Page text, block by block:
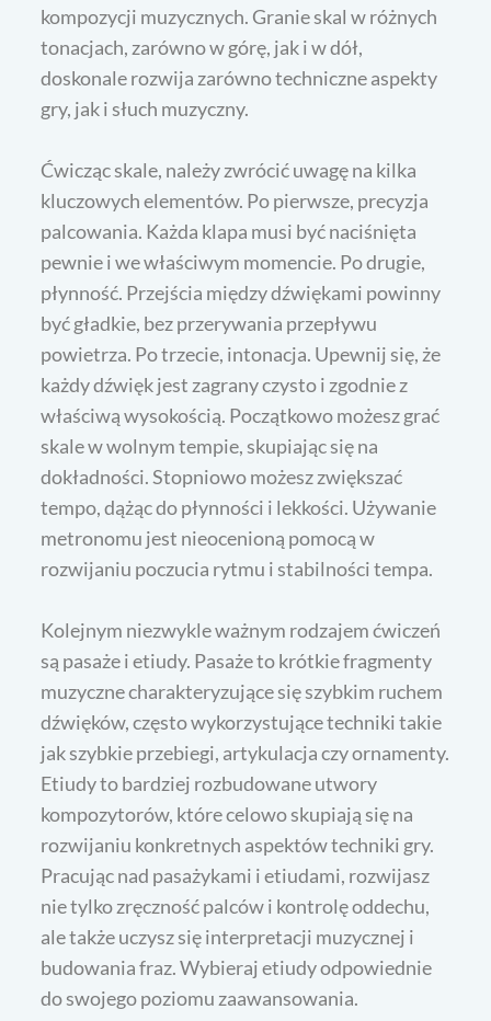
kompozycji muzycznych. Granie skal w różnych
tonacjach, zarówno w górę, jak i w dół,
doskonale rozwija zarówno techniczne aspekty
gry, jak i słuch muzyczny.
Ćwicząc skale, należy zwrócić uwagę na kilka
kluczowych elementów. Po pierwsze, precyzja
palcowania. Każda klapa musi być naciśnięta
pewnie i we właściwym momencie. Po drugie,
płynność. Przejścia między dźwiękami powinny
być gładkie, bez przerywania przepływu
powietrza. Po trzecie, intonacja. Upewnij się, że
każdy dźwięk jest zagrany czysto i zgodnie z
właściwą wysokością. Początkowo możesz grać
skale w wolnym tempie, skupiając się na
dokładności. Stopniowo możesz zwiększać
tempo, dążąc do płynności i lekkości. Używanie
metronomu jest nieocenioną pomocą w
rozwijaniu poczucia rytmu i stabilności tempa.
Kolejnym niezwykle ważnym rodzajem ćwiczeń
są pasaże i etiudy. Pasaże to krótkie fragmenty
muzyczne charakteryzujące się szybkim ruchem
dźwięków, często wykorzystujące techniki takie
jak szybkie przebiegi, artykulacja czy ornamenty.
Etiudy to bardziej rozbudowane utwory
kompozytorów, które celowo skupiają się na
rozwijaniu konkretnych aspektów techniki gry.
Pracując nad pasażykami i etiudami, rozwijasz
nie tylko zręczność palców i kontrolę oddechu,
ale także uczysz się interpretacji muzycznej i
budowania fraz. Wybieraj etiudy odpowiednie
do swojego poziomu zaawansowania.